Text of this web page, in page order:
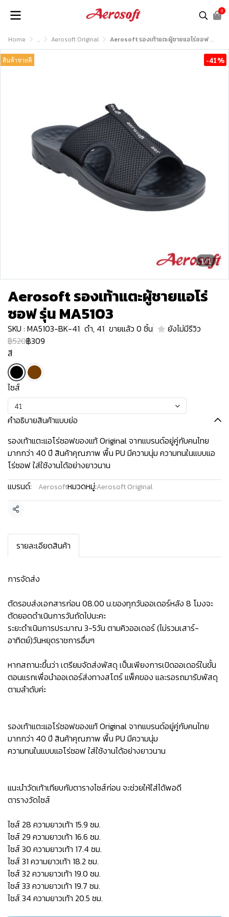
0
Home ... Aerosoft Original Aerosoft รองเท้าแตะผู้ชายแอโร่ซอฟ รุ่น MA5103
1/1
สินค้าขายดี -41%
Aerosoft รองเท้าแตะผู้ชายแอโร่
ซอฟ รุ่น MA5103
SKU : MA5103-BK-41 ดำ, 41 ขายแล้ว 0 ชิ้น
ยังไม่มีรีวิว
฿520฿309
สี
ไซส์
41
คำอธิบายสินค้าแบบย่อ
รองเท้าแตะแอโร่ซอฟของแท้ Original จากแบรนด์อยู่คู่กับคนไทย
มากกว่า 40 ปี สินค้าคุณภาพ พื้น PU มีความนุ่ม ความทนในแบบแอ
โร่ซอฟ ใส่ใช้งานได้อย่างยาวนาน
แบรนด์:
Aerosoftหมวดหมู่:Aerosoft Original
แชร์
รายละเอียดสินค้า
การจัดส่ง
ตัดรอบส่งเอกสารก่อน 08.00 น.ของทุกวันออเดอร์หลัง 8 โมงจะ
ตัดยอดดำเนินการวันถัดไปนะคะ
ระยะดำเนินการประมาณ 3-5วัน ตามคิวออเดอร์ (ไม่รวมเสาร์-
อาทิตย์)วันหยุดราชการอื่นๆ
หากสถานะขึ้นว่า เตรียมจัดส่งพัสดุ เป็นเพียงการเปิดออเดอร์ในขั้น
ตอนแรกเพื่อนำออเดอร์ส่งทางสโตร์ แพ็คของ และรอรถมารับพัสดุ
ตามลำดับค่ะ
รองเท้าแตะแอโร่ซอฟของแท้ Original จากแบรนด์อยู่คู่กับคนไทย
มากกว่า 40 ปี สินค้าคุณภาพ พื้น PU มีความนุ่ม
ความทนในแบบแอโร่ซอฟ ใส่ใช้งานได้อย่างยาวนาน
แนะนำวัดเท้าเทียบกับตารางไซส์ก่อน จะช่วยให้ใส่ได้พอดี
ตารางวัดไซส์
ไซส์ 28 ความยาวเท้า 15.9 ซม.
ไซส์ 29 ความยาวเท้า 16.6 ซม.
ไซส์ 30 ความยาวเท้า 17.4 ซม.
ไซส์ 31 ความยาวเท้า 18.2 ซม.
ไซส์ 32 ความยาวเท้า 19.0 ซม.
ไซส์ 33 ความยาวเท้า 19.7 ซม.
ไซส์ 34 ความยาวเท้า 20.5 ซม.